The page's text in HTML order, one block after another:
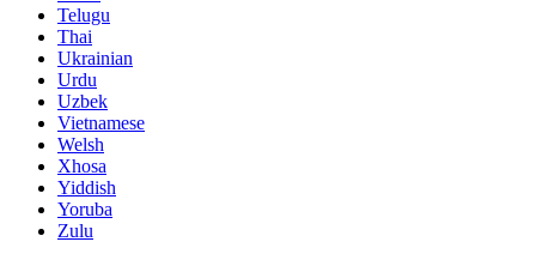
Telugu
Thai
Ukrainian
Urdu
Uzbek
Vietnamese
Welsh
Xhosa
Yiddish
Yoruba
Zulu